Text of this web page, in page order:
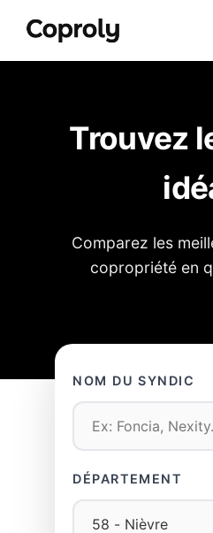
Trouvez
Comparez les
copropriété en
NOM DU SYNDIC
DÉPARTEMENT